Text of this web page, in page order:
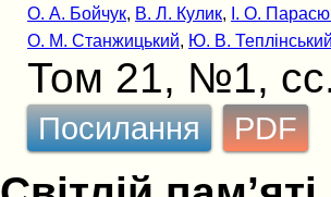
О. А. Бойчук, В. Л. Кулик, І. О.
О. М. Станжицький, Ю. В.
Том 21, №1,
Посилання PDF